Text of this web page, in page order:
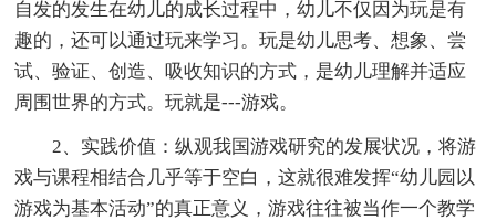
自发的发生在幼儿的成长过程中，幼儿不仅因为玩是有
趣的，还可以通过玩来学习。玩是幼儿思考、想象、尝
试、验证、创造、吸收知识的方式，是幼儿理解并适应
周围世界的方式。玩就是---游戏。
2、实践价值：纵观我国游戏研究的发展状况，将游
戏与课程相结合几乎等于空白，这就很难发挥“幼儿园以
游戏为基本活动”的真正意义，游戏往往被当作一个教学